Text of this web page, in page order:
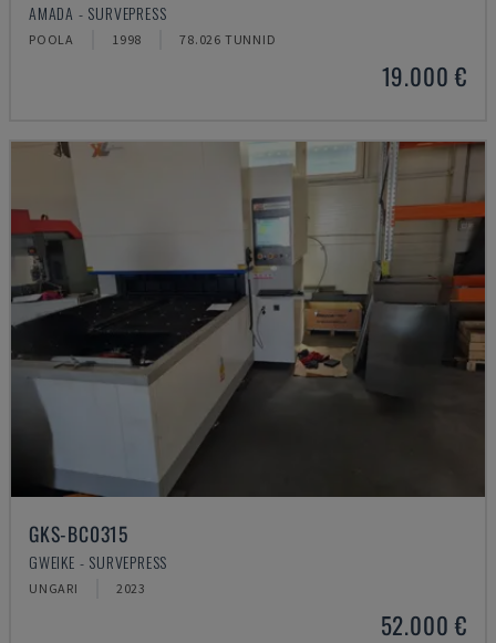
AMADA - SURVEPRESS
POOLA 1998 78.026 TUNNID
19.000 €
GKS-BC0315
GWEIKE - SURVEPRESS
UNGARI 2023
52.000 €